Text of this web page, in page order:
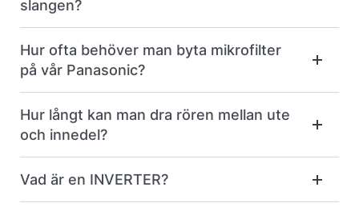
slangen?
Hur ofta behöver man byta mikrofilter
på vår Panasonic?
Hur långt kan man dra rören mellan ute
och innedel?
Vad är en INVERTER?